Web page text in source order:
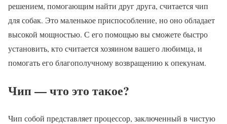
решением, помогающим найти друг друга, считается чип
для собак. Это маленькое приспособление, но оно обладает
высокой мощностью. С его помощью вы сможете быстро
установить, кто считается хозяином вашего любимца, и
помогать его благополучному возвращению к опекунам.
Чип — что это такое?
Чип собой представляет процессор, заключенный в чистую